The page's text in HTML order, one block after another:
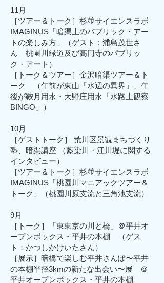
11月
［ツアー＆トーク］杉並サイエンスラボ
IMAGINUS「暗渠上のパブリック・アー
トの楽しみ方」（ゲスト：浦島茂世さ
ん 桃園川緑道及び高円寺のパブリッ
ク・アート）
［トーク＆ツアー］金沢暗渠ツアー＆ト
ーク （午前が東山「水辺の異界」、午
後が鞍月用水・大野庄用水「水路上観察
BINGO」）
10月
［ゲストトーク］ 荒川区景観まちづくり
塾 、暗渠講座 （藍染川・江川堀に関する
インタビュー）
​［ツアー＆トーク］杉並サイエンスラボ
IMAGINUS「桃園川マニアックツアー＆
トーク」（桃園川原支流と三角池支流）
9月
［トーク］「東東京の川と橋」＠平井オ
ープンボックス・平井の本棚 （ゲス
ト：かつしかけいたさん）
［展示］暗橋で楽しむ平井さんぽ〜平井
の本棚半径3kmの新たな出会い〜展 ＠
平井オープンボックス・平井の本棚